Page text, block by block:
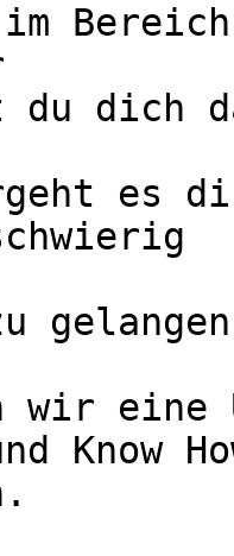
Bereich
dich
es
wir eine
Know